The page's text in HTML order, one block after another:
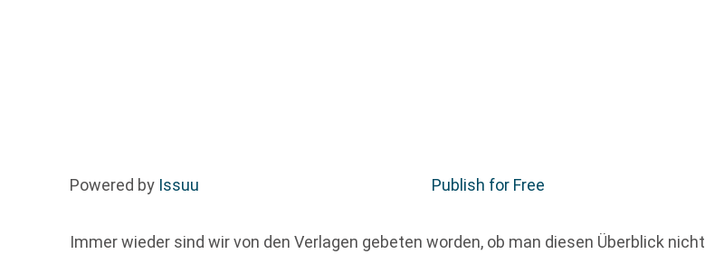
Powered by Issuu Publish for Free
Immer wieder sind wir von den Verlagen gebeten worden, ob man diesen Überblick nicht